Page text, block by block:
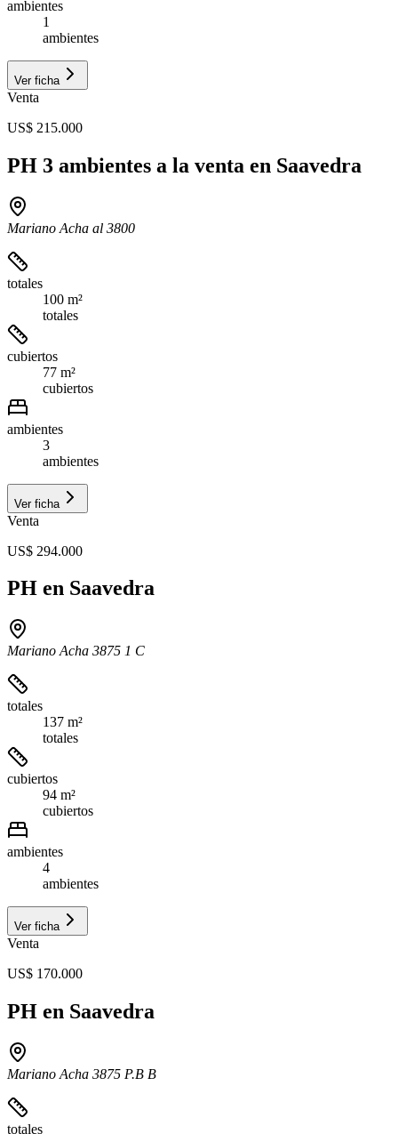
ambientes
1
ambientes
Ver ficha
Venta
US$ 215.000
PH 3 ambientes a la venta en Saavedra
Mariano Acha al 3800
totales
100 m²
totales
cubiertos
77 m²
cubiertos
ambientes
3
ambientes
Ver ficha
Venta
US$ 294.000
PH en Saavedra
Mariano Acha 3875 1 C
totales
137 m²
totales
cubiertos
94 m²
cubiertos
ambientes
4
ambientes
Ver ficha
Venta
US$ 170.000
PH en Saavedra
Mariano Acha 3875 P.B B
totales